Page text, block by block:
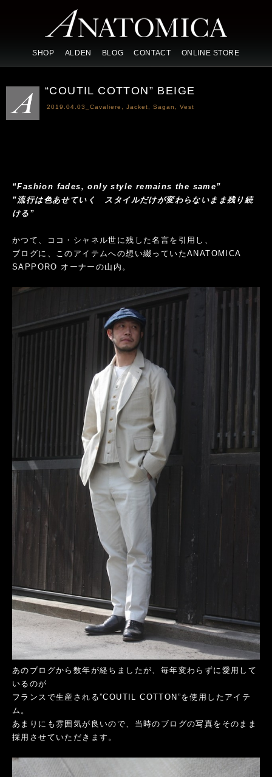
SHOP ALDEN BLOG CONTACT ONLINE STORE
“COUTIL COTTON” BEIGE
2019.04.03_ Cavaliere Jacket Sagan Vest
“Fashion fades, only style remains the same”
”流行は色あせていく スタイルだけが変わらないまま残り続
ける”
かつて、ココ・シャネル世に残した名言を引用し、
ブログに、このアイテムへの想い綴っていたANATOMICA
SAPPORO オーナーの山内。
あのブログから数年が経ちましたが、毎年変わらずに愛用して
いるのが
フランスで生産される”COUTIL COTTON”を使用したアイテ
ム。
あまりにも雰囲気が良いので、当時のブログの写真をそのまま
採用させていただきます。